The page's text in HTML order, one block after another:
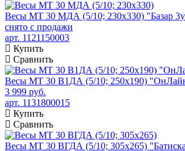
Весы МТ 30 МДА (5/10; 230х330) "Базар
снято с продажи
арт. 1121150003
Купить
Сравнить
Весы МТ 30 В1ДА (5/10; 250х190)
3 999 руб.
арт. 1131800015
Купить
Сравнить
Весы МТ 30 ВГДА (5/10; 305х265)